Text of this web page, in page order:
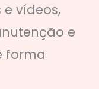
vídeos,
e
forma